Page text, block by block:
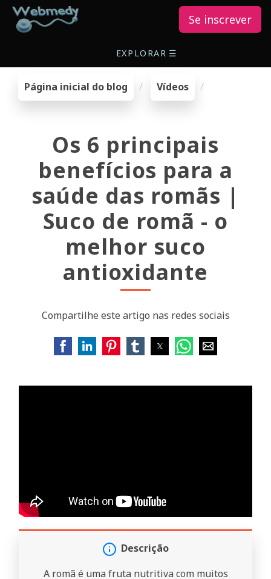
Se inscrever
EXPLORAR ☰
Página inicial do blog Vídeos
Os 6 principais
benefícios para a
saúde das romãs |
Suco de romã - o
melhor suco
antioxidante
Compartilhe este artigo nas redes sociais
Descrição
A romã é uma fruta nutritiva com muitos